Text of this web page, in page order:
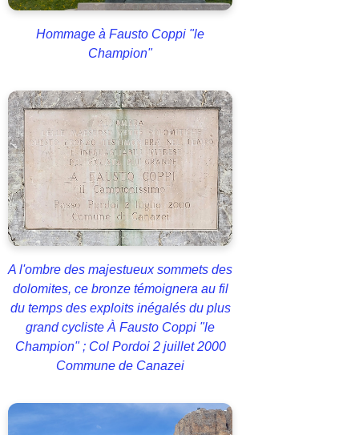
Hommage à Fausto Coppi "le
Champion"
A l'ombre des majestueux sommets des
dolomites, ce bronze témoignera au fil
du temps des exploits inégalés du plus
grand cycliste À Fausto Coppi "le
Champion" ; Col Pordoi 2 juillet 2000
Commune de Canazei